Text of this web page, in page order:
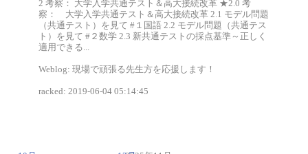
2 考察： 大学入学共通テスト＆高大接続改革 ★2.0 考
察： 大学入学共通テスト＆高大接続改革 2.1 モデル問題
（共通テスト）を見て #１国語 2.2 モデル問題（共通テス
ト）を見て #２数学 2.3 新共通テストの採点基準～正しく
適用できる...
Weblog: 現場で頑張る先生方を応援します！
racked: 2019-06-04 05:14:45